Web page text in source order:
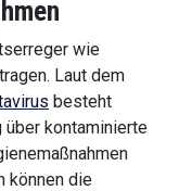
wie
Laut dem
besteht
über kontaminierte
können die